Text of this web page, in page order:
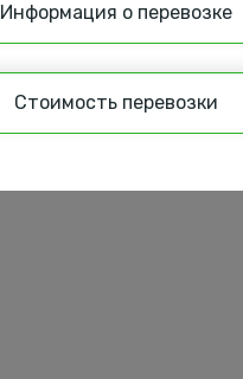
Информация о перевозке
Стоимость перевозки